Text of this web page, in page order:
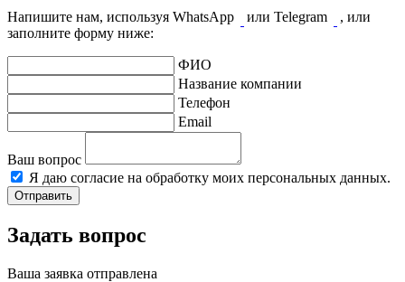
Напишите нам, используя WhatsApp или Telegram
, или
заполните форму ниже:
ФИО
Название компании
Телефон
Email
Ваш вопрос
Я даю согласие на обработку моих персональных данных.
Отправить
Задать вопрос
Ваша заявка отправлена